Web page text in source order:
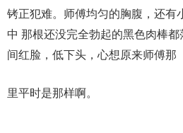
铐正犯难。师傅均匀的胸腹，还有
中 那根还没完全勃起的黑色肉棒
间红脸，低下头，心想原来师傅那
里平时是那样啊。